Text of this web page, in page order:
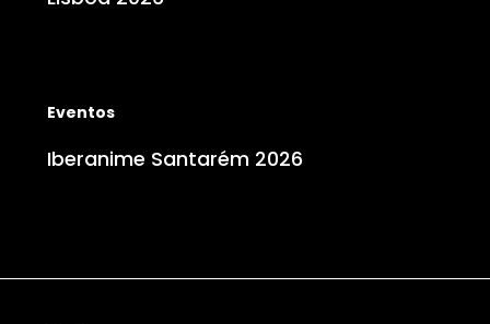
Eventos
Santarém
Iberanime Santarém 2026